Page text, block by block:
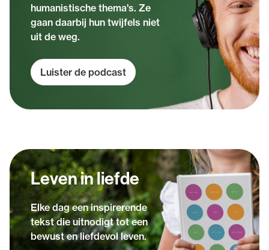
humanistische thema's. Ze
gaan daarbij hun twijfels niet
uit de weg.
Luister de podcast
Leven in liefde
Elke dag een inspirerende
tekst die uitnodigt tot een
bewust en liefdevol leven.